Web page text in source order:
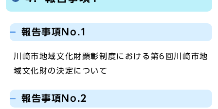
報告事項No.1
川崎市地域文化財顕彰制度における第6回川崎市地
域文化財の決定について
報告事項No.2